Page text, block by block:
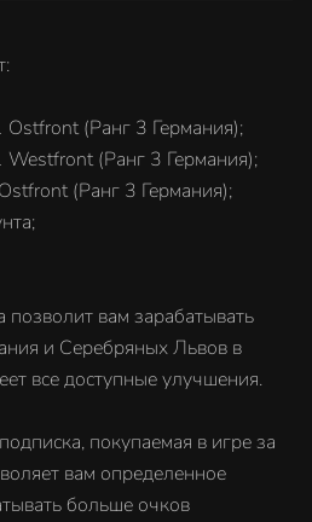
Ostfront (Ранг 3 Германия);
Westfront (Ранг 3 Германия);
(Ранг 3 Германия);
позволит вам зарабатывать
и Серебряных Львов в
все доступные улучшения.
покупаемая в игре за
вам определенное
больше очков